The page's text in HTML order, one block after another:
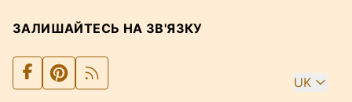
ЗАЛИШАЙТЕСЬ НА ЗВ'ЯЗКУ
UK